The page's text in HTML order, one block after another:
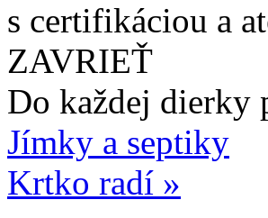
s certifikáciou a
ZAVRIEŤ
Do každej dierky
Jímky a septiky
Krtko radí »